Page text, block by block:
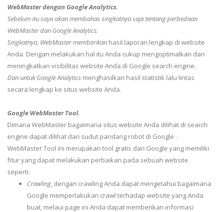
WebMaster dengan Google Analytics.
Sebelum itu saya akan membahas singkatnya saja tentang perbedaan
WebMaster dan Google Analytics.
Singkatnya, WebMaster memberikan hasil laporan lengkap di website
Anda. Dengan melakukan hal itu Anda cukup mengoptimalkan dan
meningkatkan visibilitas website Anda di Google search engine.
Dan untuk Google Analytics menghasilkan hasil statistik lalu lintas
secara lengkap ke situs website Anda.
Google WebMaster Tool.
Dimana WebMaster bagaimana situs website Anda dilihat di search
engine dapat dilihat dari sudut pandang robot di Google .
WebMaster Tool ini merupakan tool gratis dari Google yang memiliki
fitur yang dapat melakukan perbaikan pada sebuah website
seperti:
Crawling, dengan crawling Anda dapat mengetahui bagaimana
Google memperlakukan crawl terhadap website yang Anda
buat, melaui page ini Anda dapat memberikan informasi